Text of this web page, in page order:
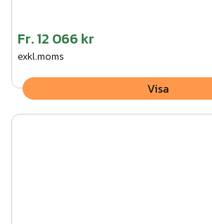
Fr.12 066 kr
exkl.moms
Visa